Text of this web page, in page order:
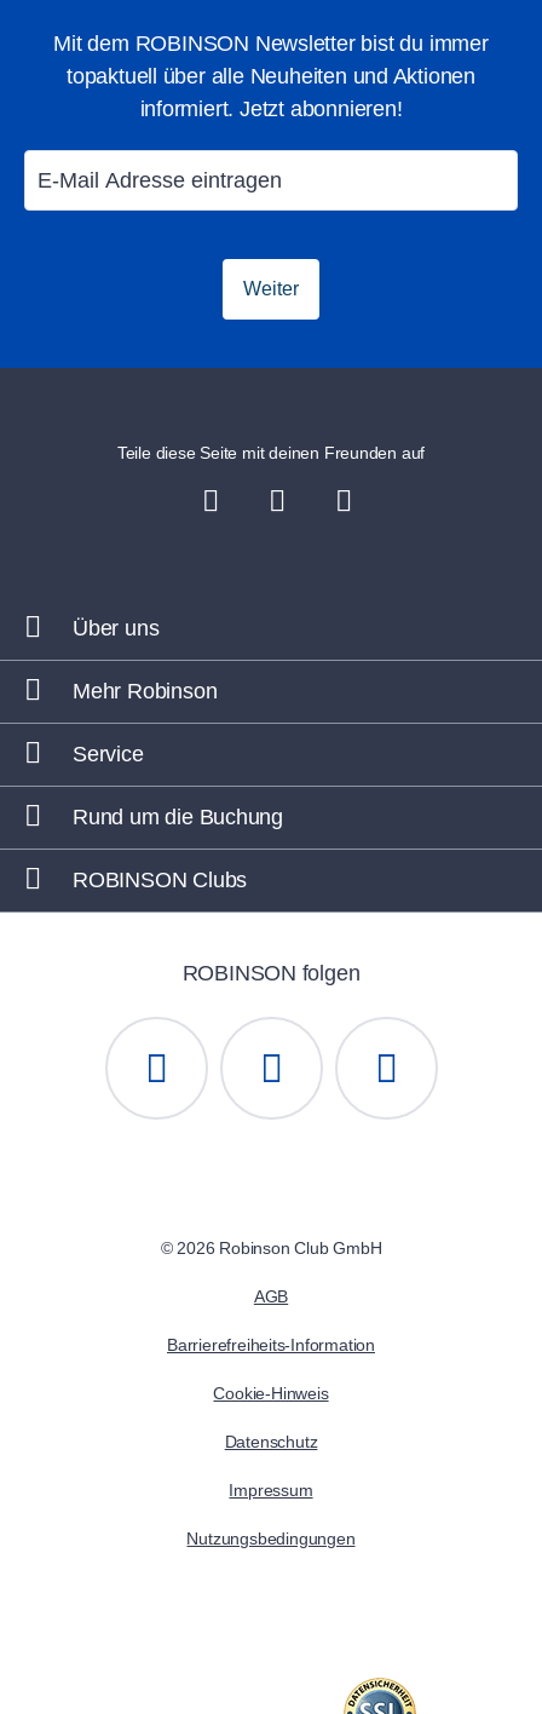
Mit dem ROBINSON Newsletter bist du immer
topaktuell über alle Neuheiten und Aktionen
informiert. Jetzt abonnieren!
Weiter
Teile diese Seite mit deinen Freunden auf
Über uns
Mehr Robinson
Service
Rund um die Buchung
ROBINSON Clubs
ROBINSON folgen
© 2026 Robinson Club GmbH
AGB
Barrierefreiheits-Information
Cookie-Hinweis
Datenschutz
Impressum
Nutzungsbedingungen